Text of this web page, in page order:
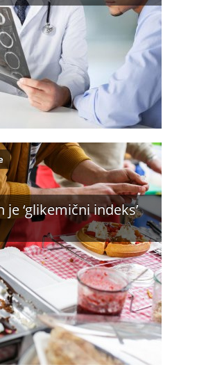
je ‘glikemični indeks’